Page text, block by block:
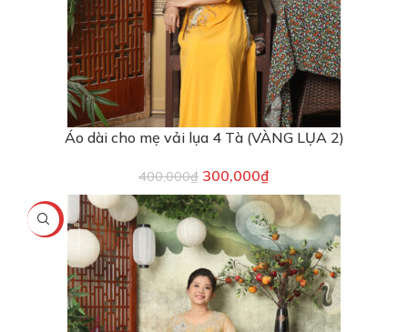
Áo dài cho mẹ vải lụa 4 Tà (VÀNG LỤA 2)
400,000₫ 300,000₫
-25%